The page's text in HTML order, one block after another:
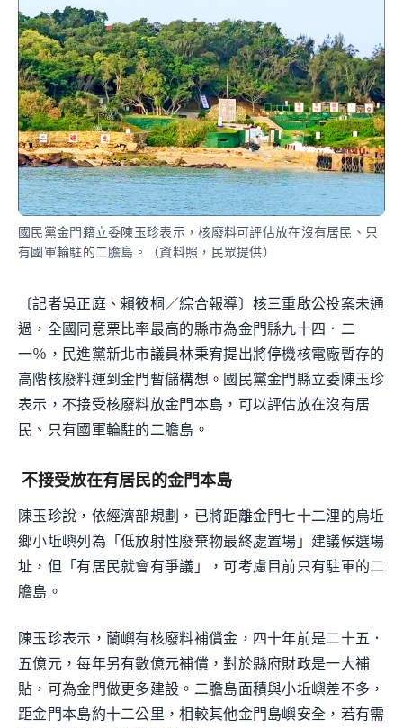
國民黨金門籍立委陳玉珍表示，核廢料可評估放在沒有居民、只
有國軍輪駐的二膽島。（資料照，民眾提供）
〔記者吳正庭、賴筱桐／綜合報導〕核三重啟公投案未通
過，全國同意票比率最高的縣市為金門縣九十四．二
一％，民進黨新北市議員林秉宥提出將停機核電廠暫存的
高階核廢料運到金門暫儲構想。國民黨金門縣立委陳玉珍
表示，不接受核廢料放金門本島，可以評估放在沒有居
民、只有國軍輪駐的二膽島。
不接受放在有居民的金門本島
陳玉珍說，依經濟部規劃，已將距離金門七十二浬的烏坵
鄉小坵嶼列為「低放射性廢棄物最終處置場」建議候選場
址，但「有居民就會有爭議」，可考慮目前只有駐軍的二
膽島。
陳玉珍表示，蘭嶼有核廢料補償金，四十年前是二十五．
五億元，每年另有數億元補償，對於縣府財政是一大補
貼，可為金門做更多建設。二膽島面積與小坵嶼差不多，
距金門本島約十二公里，相較其他金門島嶼安全，若有需